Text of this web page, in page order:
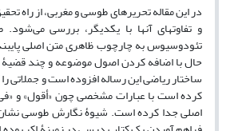
در این مقاله تحریرهای طوسی و مغربی، از راه
و تفاوتهای آنها با یکدیگر، بررسی
تئودوسیوس به چارچوب ظاهری متن اصلی
حال با اضافه کردن اصول موضوعه و چند قضیۀ
ساختار ریاضی این رساله افزوده است و جملاتی
کرده است با عبارات مشخصی چون «أقول» و
اصلی جدا کرده است. شیوۀ نگارش طوسی